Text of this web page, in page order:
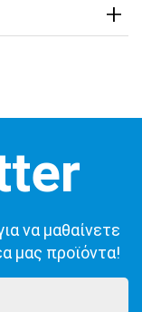
να μαθαίνετε
μας προϊόντα!